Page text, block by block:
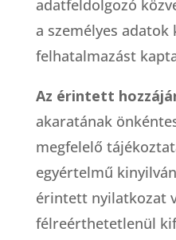
adatfeldolgozó
a személyes adatok
felhatalmazást
Az érintett
akaratának
megfelelő
egyértelmű
érintett nyilatkozat
félreérthetetlenül